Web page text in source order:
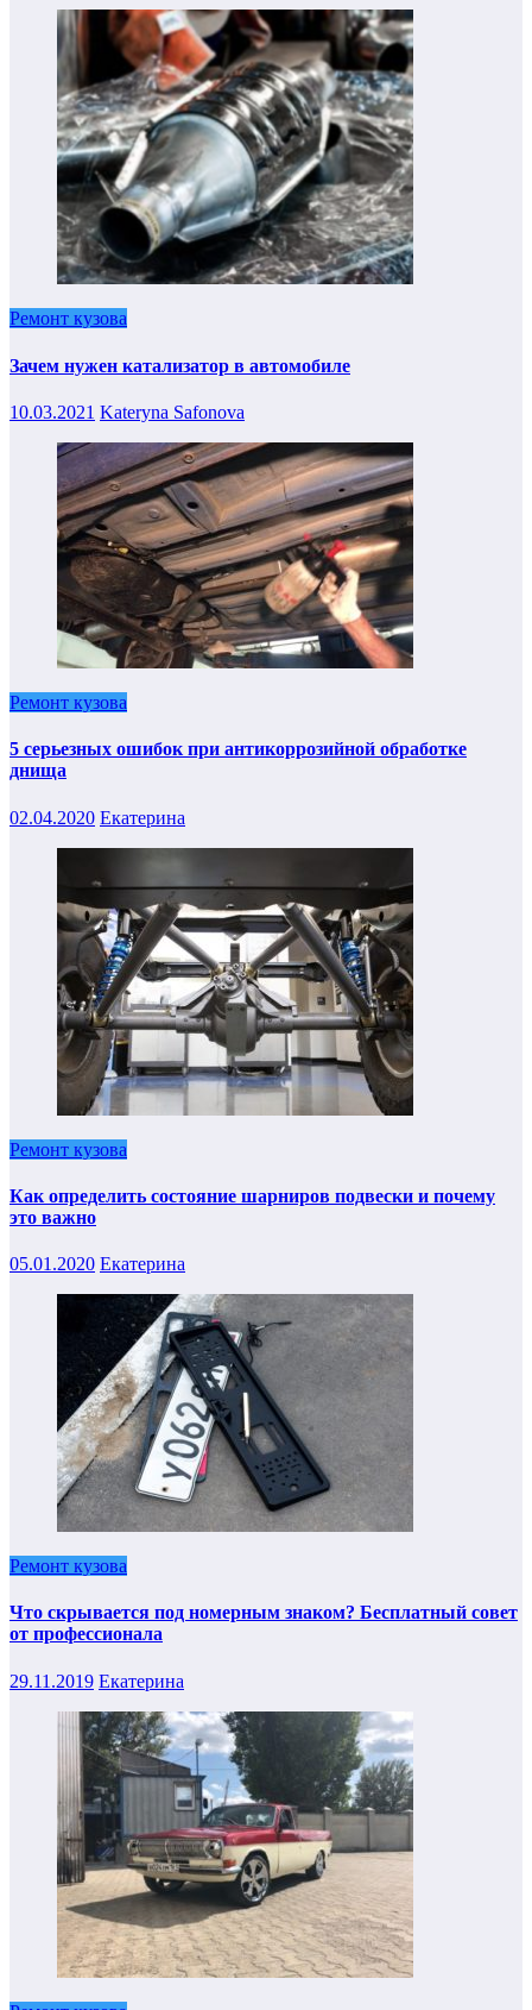
Ремонт кузова
Зачем нужен катализатор в автомобиле
10.03.2021 Kateryna Safonova
Ремонт кузова
5 серьезных ошибок при антикоррозийной обработке
днища
02.04.2020 Екатерина
Ремонт кузова
Как определить состояние шарниров подвески и почему
это важно
05.01.2020 Екатерина
Ремонт кузова
Что скрывается под номерным знаком? Бесплатный совет
от профессионала
29.11.2019 Екатерина